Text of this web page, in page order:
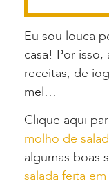
Eu sou louca
casa! Por
receitas, de
mel…
Clique aqui
molho de
algumas boas
salada feita